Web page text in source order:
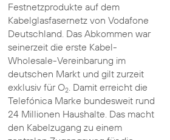
Festnetzprodukte auf dem
Kabelglasfasernetz von Vodafone
Deutschland. Das Abkommen war
seinerzeit die erste Kabel-
Wholesale-Vereinbarung im
deutschen Markt und gilt zurzeit
exklusiv für O2. Damit erreicht die
Telefónica Marke bundesweit rund
24 Millionen Haushalte. Das macht
den Kabelzugang zu einem